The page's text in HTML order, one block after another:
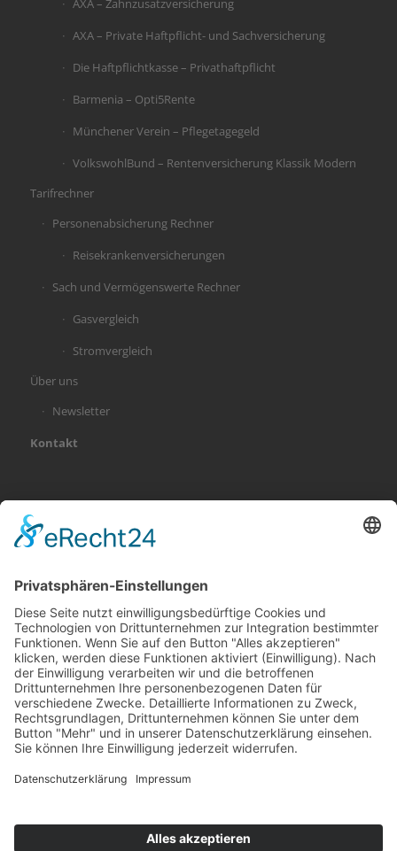
AXA – Zahnzusatzversicherung
AXA – Private Haftpflicht- und Sachversicherung
Die Haftpflichtkasse – Privathaftpflicht
Barmenia – Opti5Rente
Münchener Verein – Pflegetagegeld
VolkswohlBund – Rentenversicherung Klassik Modern
Tarifrechner
Personenabsicherung Rechner
Reisekrankenversicherungen
Sach und Vermögenswerte Rechner
Gasvergleich
Stromvergleich
Über uns
Newsletter
Kontakt
KATEGORIEN
Altersvorsorge
Gerichtsurteile
Gesundheit und Beruf
Haus
KFZ
Recht
Schadenspraxis
Tiere